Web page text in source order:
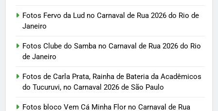
Fotos Fervo da Lud no Carnaval de Rua 2026 do Rio de
Janeiro
Fotos Clube do Samba no Carnaval de Rua 2026 do Rio
de Janeiro
Fotos de Carla Prata, Rainha de Bateria da Acadêmicos
do Tucuruvi, no Carnaval 2026 de São Paulo
Fotos bloco Vem Cá Minha Flor no Carnaval de Rua